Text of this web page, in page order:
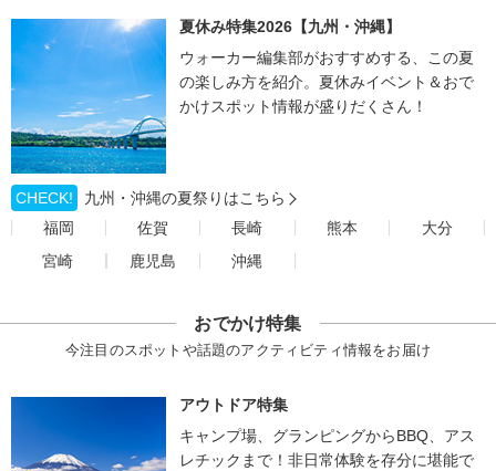
夏休み特集2026【九州・沖縄】
ウォーカー編集部がおすすめする、この夏
の楽しみ方を紹介。夏休みイベント＆おで
かけスポット情報が盛りだくさん！
CHECK!
九州・沖縄の夏祭りはこちら
福岡
佐賀 長崎 熊本
大分
宮崎
鹿児島 沖縄
おでかけ特集
今注目のスポットや話題のアクティビティ情報をお届け
アウトドア特集
キャンプ場、グランピングからBBQ、アス
レチックまで！非日常体験を存分に堪能で